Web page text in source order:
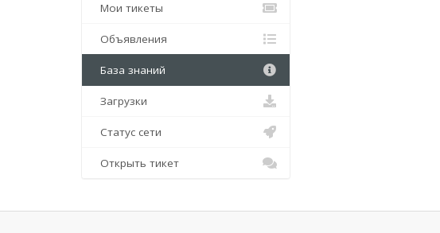
Мои тикеты
Объявления
База знаний
Загрузки
Статус сети
Открыть тикет